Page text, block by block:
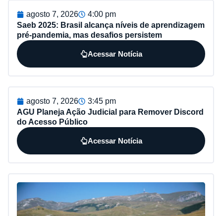
agosto 7, 2026
4:00 pm
Saeb 2025: Brasil alcança níveis de aprendizagem
pré-pandemia, mas desafios persistem
Acessar Notícia
agosto 7, 2026
3:45 pm
AGU Planeja Ação Judicial para Remover Discord
do Acesso Público
Acessar Notícia